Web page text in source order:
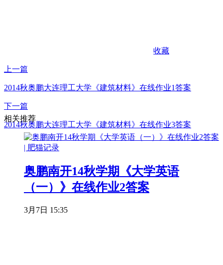
收藏
上一篇
2014秋奥鹏大连理工大学《建筑材料》在线作业1答案
下一篇
2014秋奥鹏大连理工大学《建筑材料》在线作业3答案
相关推荐
奥鹏南开14秋学期《大学英语
（一）》在线作业2答案
3月7日 15:35